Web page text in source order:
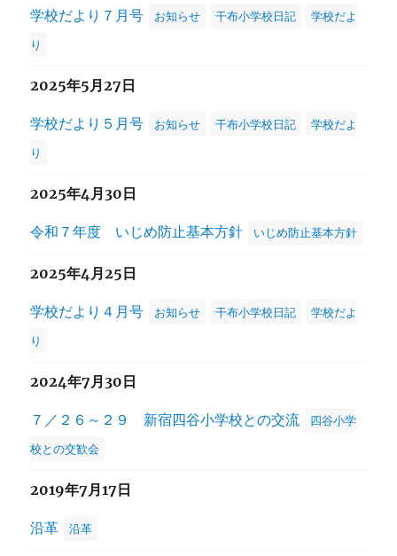
学校だより７月号 お知らせ 干布小学校日記
学校だよ
り
2025年5月27日
学校だより５月号 お知らせ 干布小学校日記
学校だよ
り
2025年4月30日
令和７年度 いじめ防止基本方針 いじめ防止基本方針
2025年4月25日
学校だより４月号 お知らせ 干布小学校日記
学校だよ
り
2024年7月30日
７／２６～２９ 新宿四谷小学校との交流
四谷小学
校との交歓会
2019年7月17日
沿革 沿革